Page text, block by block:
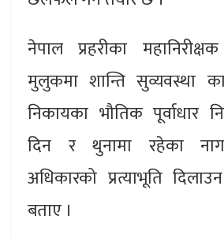
नेपाल प्रहरीका
मुलुकमा शान्ति सुव्यवस्था
निकायका भौतिक पूर्वाधार
दिन र थुनामा रहेका
अधिकारको प्रत्याभूति
बताए ।